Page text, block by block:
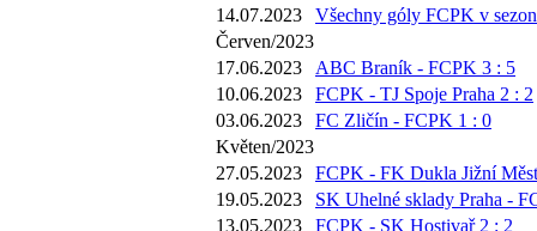
14.07.2023
Všechny góly FCPK v
Červen/2023
17.06.2023
ABC Braník - FCPK 3 : 5
10.06.2023
FCPK - TJ Spoje Praha 2 : 2
03.06.2023
FC Zličín - FCPK 1 : 0
Květen/2023
27.05.2023
FCPK - FK Dukla Jižní
19.05.2023
SK Uhelné sklady Praha -
13.05.2023
FCPK - SK Hostivař 2 : 2